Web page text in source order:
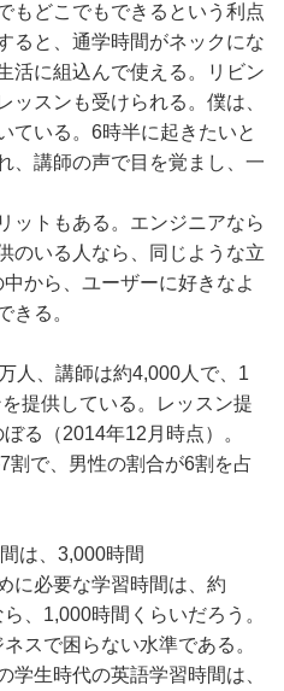
もどこでもできるという利点
ると、通学時間がネックにな
活に組込んで使える。リビン
ッスンも受けられる。僕は、
ている。6時半に起きたいと
、講師の声で目を覚まし、一
ットもある。エンジニアなら
のいる人なら、同じような立
から、ユーザーに好きなよ
きる。
人、講師は約4,000人で、1
提供している。レッスン提
る（2014年12月時点）。
で、男性の割合が6割を占
は、3,000時間
に必要な学習時間は、約
、1,000時間くらいだろう。
スで困らない水準である。
学生時代の英語学習時間は、